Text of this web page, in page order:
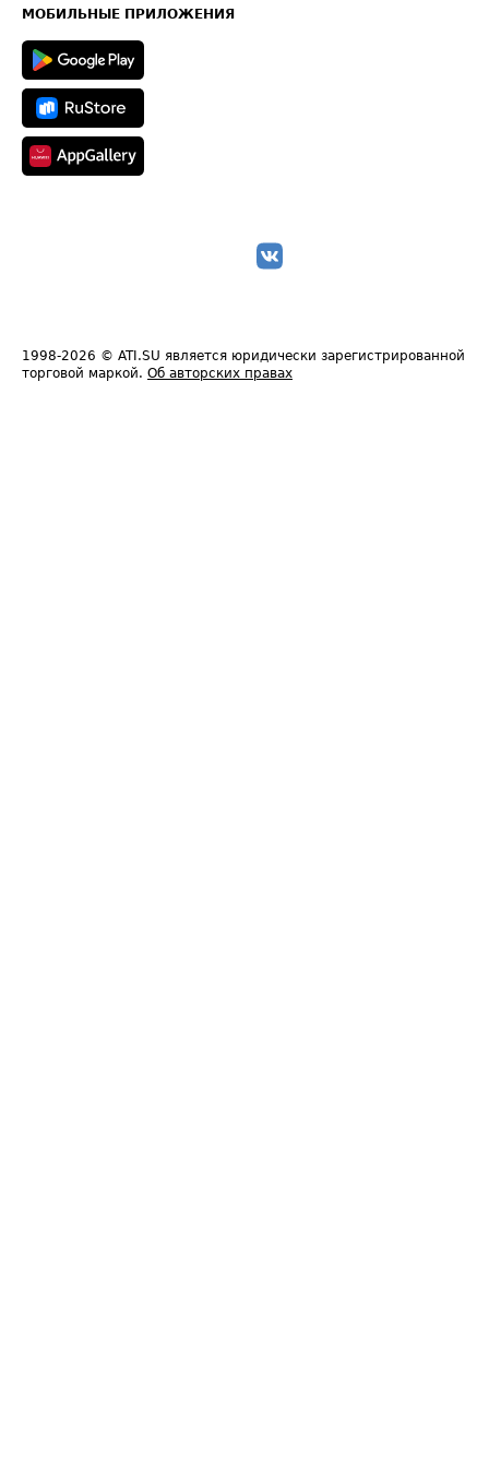
Техническая информация
МОБИЛЬНЫЕ ПРИЛОЖЕНИЯ
1998-2026 © ATI.SU является юридически зарегистрированной
торговой маркой. Об авторских правах